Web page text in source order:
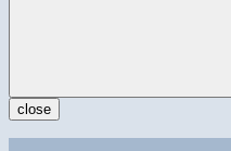
close